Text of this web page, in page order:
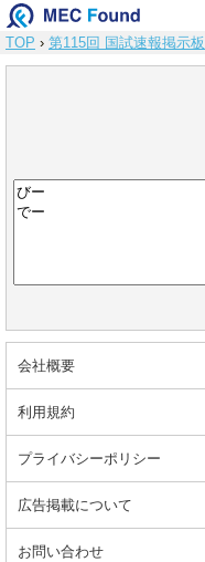
TOP › 第115回 国試速報掲示板
会社概要
利用規約
プライバシーポリシー
広告掲載について
お問い合わせ